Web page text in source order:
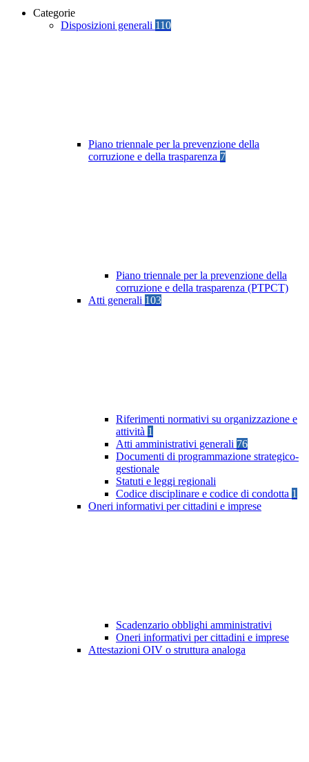
Categorie
Disposizioni generali 110
Piano triennale per la prevenzione della
corruzione e della trasparenza 7
Piano triennale per la prevenzione della
corruzione e della trasparenza (PTPCT)
Atti generali 103
Riferimenti normativi su organizzazione e
attività 1
Atti amministrativi generali 76
Documenti di programmazione strategico-
gestionale
Statuti e leggi regionali
Codice disciplinare e codice di condotta 1
Oneri informativi per cittadini e imprese
Scadenzario obblighi amministrativi
Oneri informativi per cittadini e imprese
Attestazioni OIV o struttura analoga